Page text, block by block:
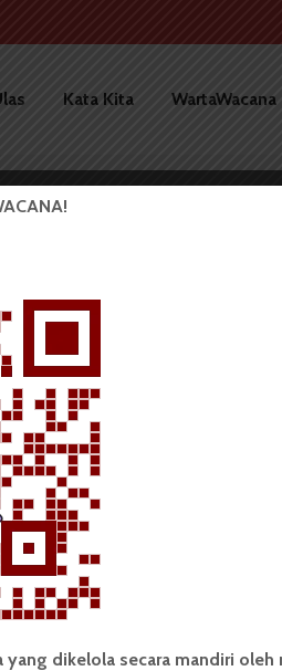
Kata Kita WartaWacana
dikelola secara mandiri oleh